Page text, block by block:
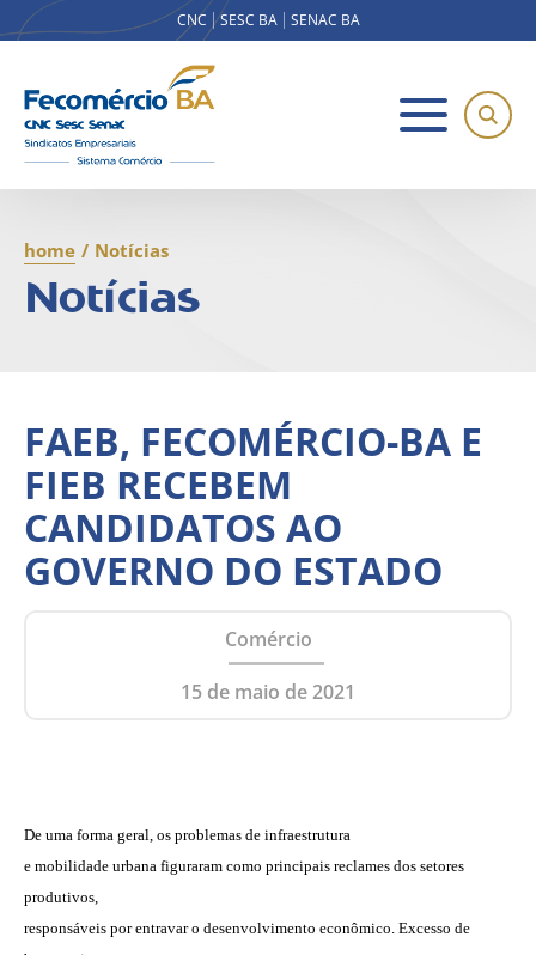
CNC SESC BA SENAC BA
home / Notícias
Notícias
FAEB, FECOMÉRCIO-BA E
FIEB RECEBEM
CANDIDATOS AO
GOVERNO DO ESTADO
Comércio
15 de maio de 2021
De uma forma geral, os problemas de infraestrutura
e mobilidade urbana figuraram como principais reclames dos setores
produtivos,
responsáveis por entravar o desenvolvimento econômico. Excesso de